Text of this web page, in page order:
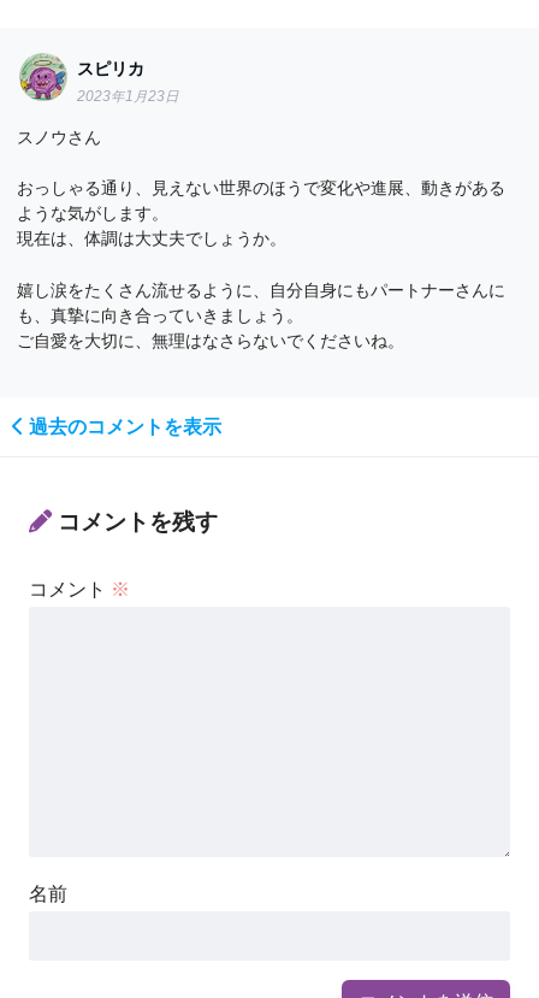
スピリカ
2023年1月23日
スノウさん
おっしゃる通り、見えない世界のほうで変化や進展、動きがある
ような気がします。
現在は、体調は大丈夫でしょうか。
嬉し涙をたくさん流せるように、自分自身にもパートナーさんに
も、真摯に向き合っていきましょう。
ご自愛を大切に、無理はなさらないでくださいね。
過去のコメントを表示
コメントを残す
コメント ※
名前